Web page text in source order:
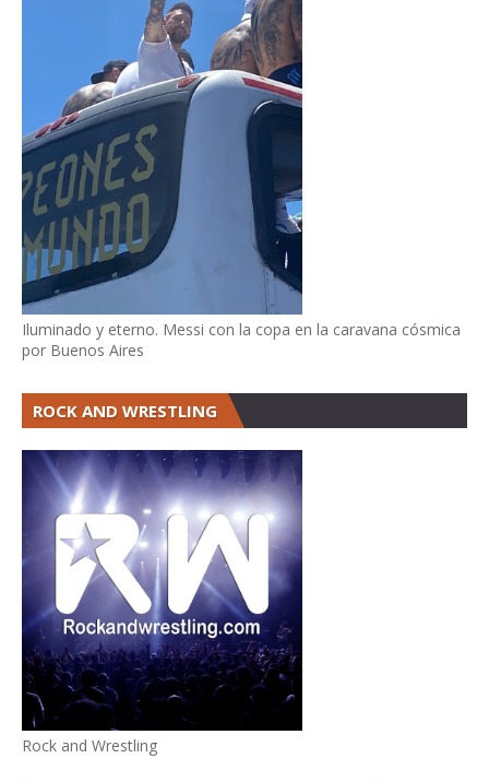
Iluminado y eterno. Messi con la copa en la caravana cósmica
por Buenos Aires
ROCK AND WRESTLING
Rock and Wrestling